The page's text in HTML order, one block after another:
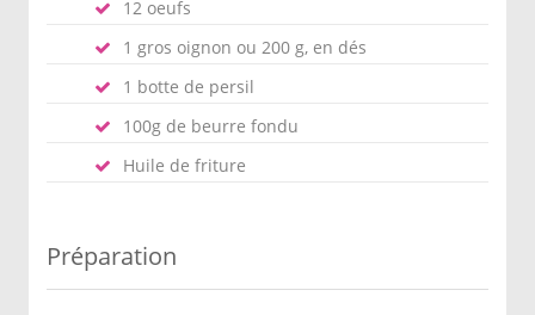
12 oeufs
1 gros oignon ou 200 g, en dés
1 botte de persil
100g de beurre fondu
Huile de friture
Préparation